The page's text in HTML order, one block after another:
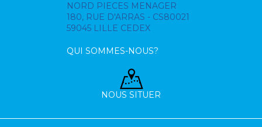
NORD PIECES MENAGER
180, RUE D'ARRAS - CS80021
59045 LILLE CEDEX
QUI SOMMES-NOUS?
NOUS SITUER